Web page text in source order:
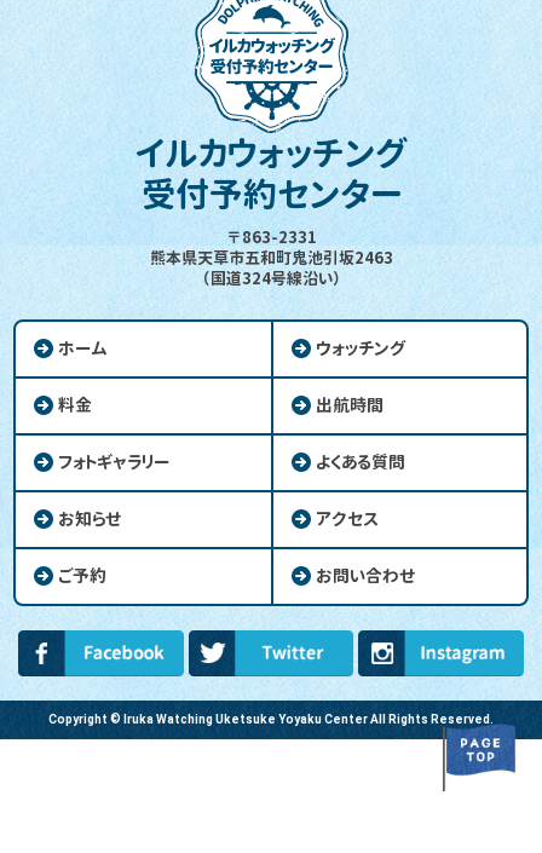
イルカウォッチング
受付予約センター
〒863-2331
熊本県天草市五和町鬼池引坂2463
（国道324号線沿い）
ホーム ウォッチング
料金 出航時間
フォトギャラリー よくある質問
お知らせ アクセス
ご予約 お問い合わせ
Copyright © Iruka Watching Uketsuke Yoyaku Center All Rights Reserved.